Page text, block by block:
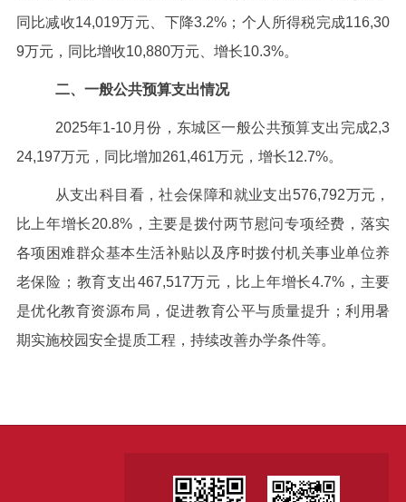
同比减收14,019万元、下降3.2%；个人所得税完成116,30
9万元，同比增收10,880万元、增长10.3%。
二、一般公共预算支出情况
2025年1-10月份，东城区一般公共预算支出完成2,3
24,197万元，同比增加261,461万元，增长12.7%。
从支出科目看，社会保障和就业支出576,792万元，
比上年增长20.8%，主要是拨付两节慰问专项经费，落实
各项困难群众基本生活补贴以及序时拨付机关事业单位养
老保险；教育支出467,517万元，比上年增长4.7%，主要
是优化教育资源布局，促进教育公平与质量提升；利用暑
期实施校园安全提质工程，持续改善办学条件等。